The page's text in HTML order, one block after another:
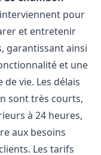
interviennent pour
et entretenir
garantissant ainsi
et une
vie. Les délais
sont très courts,
à 24 heures,
aux besoins
Les tarifs